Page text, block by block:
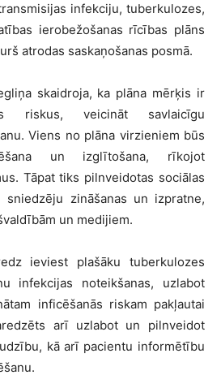
infekciju, tuberkulozes,
ierobežošanas rīcības plāns
atrodas saskaņošanas posmā.
skaidroja, ka plāna mērķis ir
riskus, veicināt savlaicīgu
Viens no plāna virzieniem būs
un izglītošana, rīkojot
Tāpat tiks pilnveidotas sociālas
sniedzēju zināšanas un izpratne,
un medijiem.
ieviest plašāku tuberkulozes
infekcijas noteikšanas, uzlabot
inficēšanās riskam pakļautai
arī uzlabot un pilnveidot
kā arī pacientu informētību